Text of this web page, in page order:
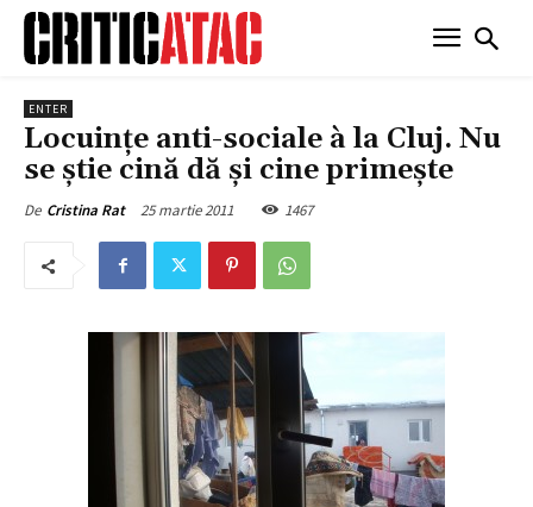
ENTER
Locuinţe anti-sociale à la Cluj. Nu
se ştie cină dă şi cine primeşte
De Cristina Rat 25 martie 2011 1467